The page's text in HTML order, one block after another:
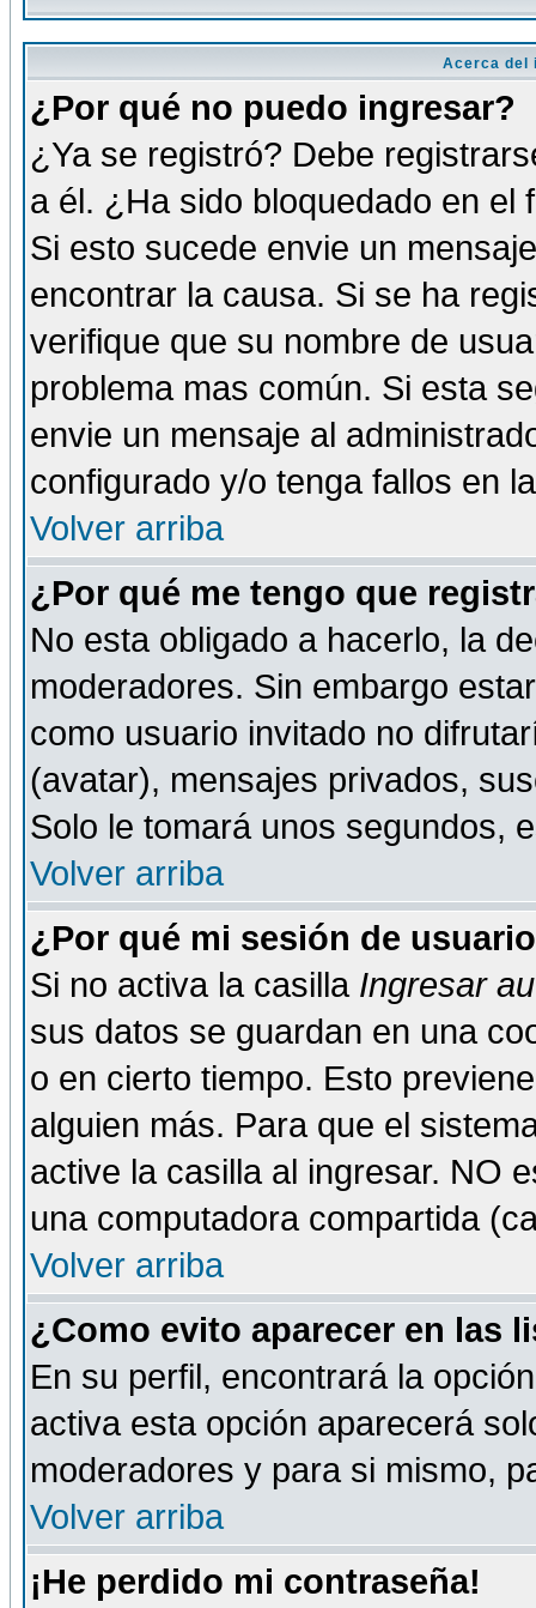
Acerca del
¿Por qué no puedo ingresar?
¿Ya se registró? Debe
a él. ¿Ha sido bloquedado en
Si esto sucede envie un
encontrar la causa. Si se ha
verifique que su nombre de
problema mas común. Si esta
envie un mensaje al
configurado y/o tenga fallos en
Volver arriba
¿Por qué me tengo que
No esta obligado a hacerlo, la
moderadores. Sin embargo
como usuario invitado no
(avatar), mensajes privados,
Solo le tomará unos segundos,
Volver arriba
¿Por qué mi sesión de
Si no activa la casilla Ingresar
sus datos se guardan en una
o en cierto tiempo. Esto
alguien más. Para que el
active la casilla al ingresar. NO
una computadora compartida
Volver arriba
¿Como evito aparecer en las
En su perfil, encontrará la
activa esta opción aparecerá
moderadores y para si mismo,
Volver arriba
¡He perdido mi contraseña!